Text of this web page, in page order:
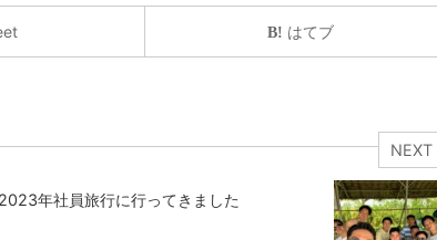
はてブ
NEXT
2023年社員旅行に行ってきました